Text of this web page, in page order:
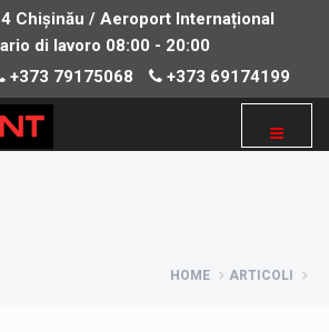
Chișinău / Aeroport Internațional
di lavoro 08:00 - 20:00
+373 79175068
+373 69174199
HOME ARTICOLI